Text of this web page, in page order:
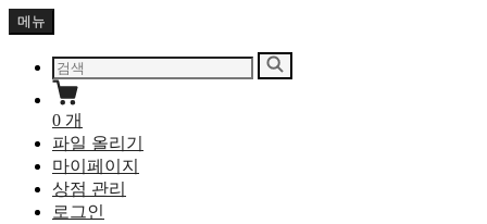
Skip
to
content
메뉴
다
음
을
검
색:
검
색
0 개
파일 올리기
마이페이지
상점 관리
로그인